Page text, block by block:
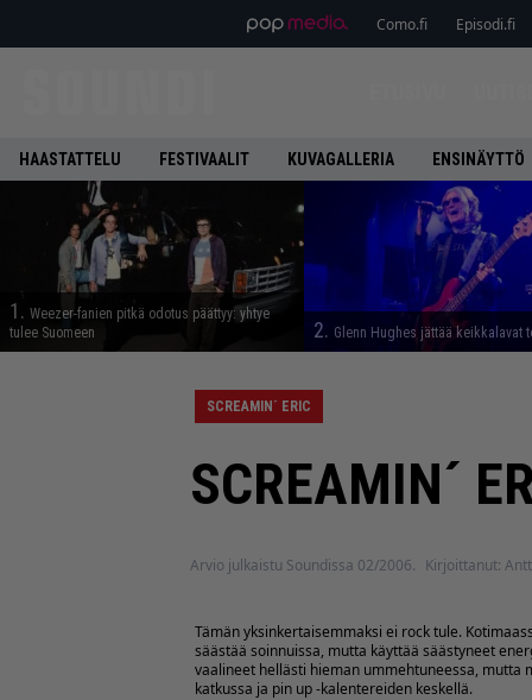
Como.fi Episodi.fi
HAASTATTELU FESTIVAALIT KUVAGALLERIA ENSINÄYTTÖ
1. Weezer-fanien pitkä odotus päättyy: yhtye
tulee Suomeen
2. Glenn Hughes jättää keikkalavat
SCREAMIN´ ERIC
SCREAMIN´
Arvio julkaistu Soundissa 02/2006. Kirjoittanut:
Tämän yksinkertaisemmaksi ei rock tule.
säästää soinnuissa, mutta käyttää säästyneet
vaalineet hellästi hieman ummehtuneessa, mutta
katkussa ja pin up -kalentereiden keskellä.